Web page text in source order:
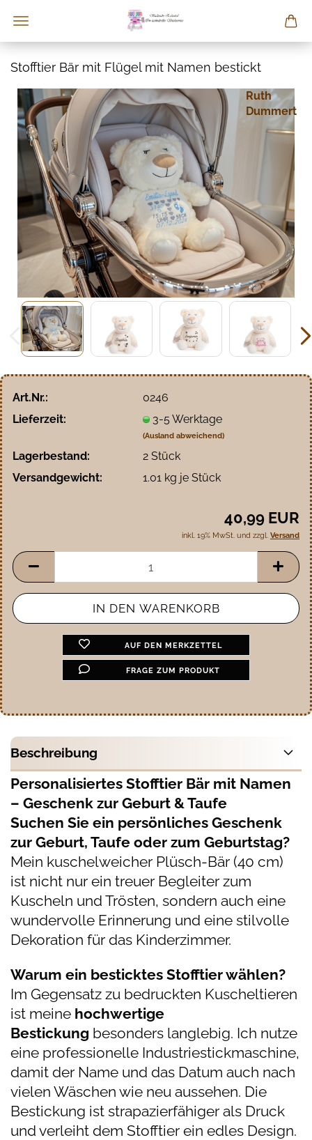
Stofftier Bär mit Flügel mit Namen bestickt
Ruth
Dummert
Art.Nr.:
0246
Lieferzeit:
3-5 Werktage
(Ausland abweichend)
Lagerbestand: 2 Stück
Versandgewicht:
1.01 kg je Stück
40,99 EUR
inkl. 19% MwSt. und zzgl. Versand
AUF DEN MERKZETTEL
FRAGE ZUM PRODUKT
Beschreibung
Personalisiertes Stofftier Bär mit Namen
– Geschenk zur Geburt & Taufe
Suchen Sie ein persönliches Geschenk
zur Geburt, Taufe oder zum Geburtstag?
Mein kuschelweicher Plüsch-Bär (40 cm)
ist nicht nur ein treuer Begleiter zum
Kuscheln und Trösten, sondern auch eine
wundervolle Erinnerung und eine stilvolle
Dekoration für das Kinderzimmer.
Warum ein besticktes Stofftier wählen?
Im Gegensatz zu bedruckten Kuscheltieren
ist meine hochwertige
Bestickung besonders langlebig. Ich nutze
eine professionelle Industriestickmaschine,
damit der Name und das Datum auch nach
vielen Wäschen wie neu aussehen. Die
Bestickung ist strapazierfähiger als Druck
und verleiht dem Stofftier ein edles Design.